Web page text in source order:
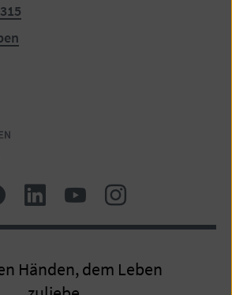
Zum
LinkedIn
Zum
YouTube
Zum
Instagram
Händen, dem Leben